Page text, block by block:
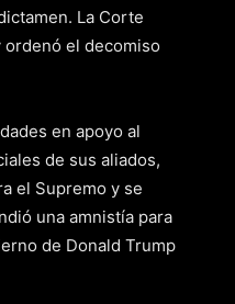
La Corte
el decomiso
en apoyo al
de sus aliados,
el Supremo y se
una amnistía para
de Donald Trump